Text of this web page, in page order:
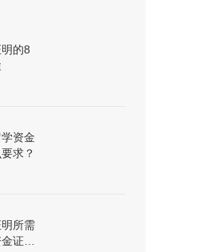
的8
资金
求？
所需
证明